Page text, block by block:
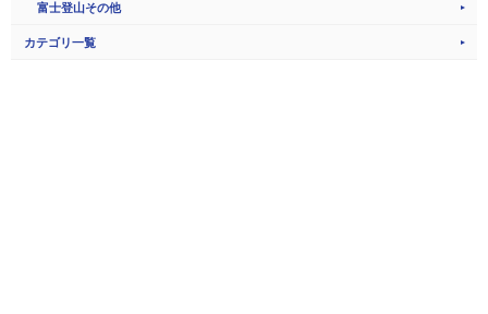
富士登山その他
カテゴリ一覧